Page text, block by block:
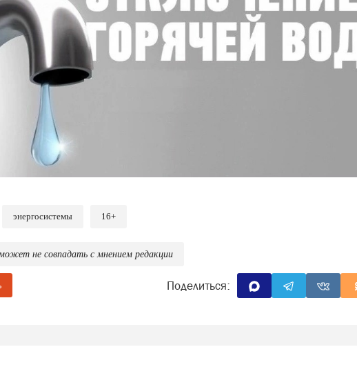
энергосистемы 16+
не совпадать с мнением редакции
Поделиться: